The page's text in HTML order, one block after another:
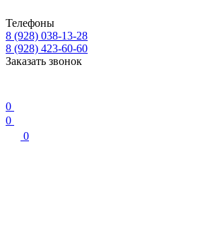
Телефоны
8 (928) 038-13-28
8 (928) 423-60-60
Заказать звонок
0
0
0